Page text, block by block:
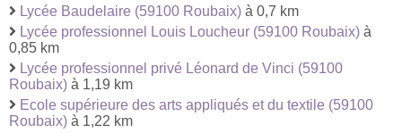
Lycée Baudelaire (59100 Roubaix) à 0,7 km
Lycée professionnel Louis Loucheur (59100 Roubaix) à
0,85 km
Lycée professionnel privé Léonard de Vinci (59100
Roubaix) à 1,19 km
Ecole supérieure des arts appliqués et du textile (59100
Roubaix) à 1,22 km